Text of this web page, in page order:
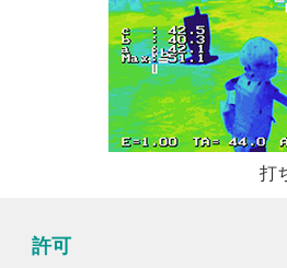
打
許可